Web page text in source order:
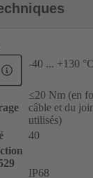
-40 ... +130 °C
≤20 Nm (en
câble et du
utilisés)
40
IP68